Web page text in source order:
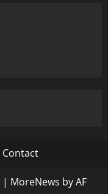
Contact
| MoreNews by AF